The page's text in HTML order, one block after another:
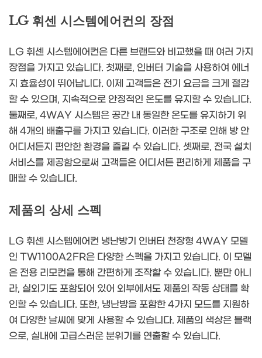
LG 휘센 시스템에어컨의 장점
LG 휘센 시스템에어컨은 다른 브랜드와 비교했을 때 여러 가지
장점을 가지고 있습니다. 첫째로, 인버터 기술을 사용하여 에너
지 효율성이 뛰어납니다. 이제 고객들은 전기 요금을 크게 절감
할 수 있으며, 지속적으로 안정적인 온도를 유지할 수 있습니다.
둘째로, 4WAY 시스템은 공간 내 동일한 온도를 유지하기 위
해 4개의 배출구를 가지고 있습니다. 이러한 구조로 인해 방 안
어디서든지 편안한 환경을 즐길 수 있습니다. 셋째로, 전국 설치
서비스를 제공함으로써 고객들은 어디서든 편리하게 제품을 구
매할 수 있습니다.
제품의 상세 스펙
LG 휘센 시스템에어컨 냉난방기 인버터 천장형 4WAY 모델
인 TW1100A2FR은 다양한 스펙을 가지고 있습니다. 이 모델
은 전용 리모컨을 통해 간편하게 조작할 수 있습니다. 뿐만 아니
라, 실외기도 포함되어 있어 외부에서도 제품의 작동 상태를 확
인할 수 있습니다. 또한, 냉난방을 포함한 4가지 모드를 지원하
여 다양한 날씨에 맞게 사용할 수 있습니다. 제품의 색상은 블랙
으로, 실내에 고급스러운 분위기를 연출할 수 있습니다.